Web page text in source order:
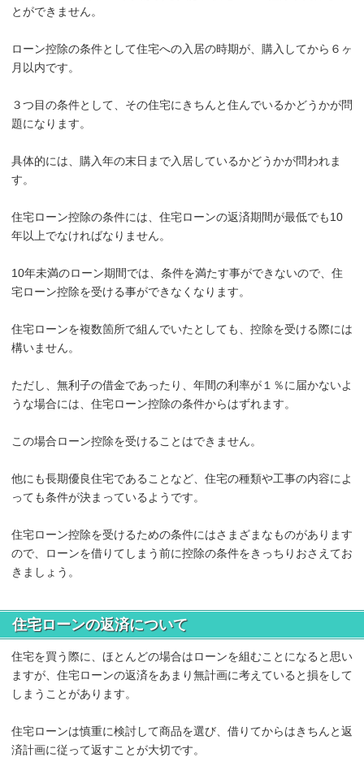
とができません。
ローン控除の条件として住宅への入居の時期が、購入してから６ヶ
月以内です。
３つ目の条件として、その住宅にきちんと住んでいるかどうかが問
題になります。
具体的には、購入年の末日まで入居しているかどうかが問われま
す。
住宅ローン控除の条件には、住宅ローンの返済期間が最低でも10
年以上でなければなりません。
10年未満のローン期間では、条件を満たす事ができないので、住
宅ローン控除を受ける事ができなくなります。
住宅ローンを複数箇所で組んでいたとしても、控除を受ける際には
構いません。
ただし、無利子の借金であったり、年間の利率が１％に届かないよ
うな場合には、住宅ローン控除の条件からはずれます。
この場合ローン控除を受けることはできません。
他にも長期優良住宅であることなど、住宅の種類や工事の内容によ
っても条件が決まっているようです。
住宅ローン控除を受けるための条件にはさまざまなものがあります
ので、ローンを借りてしまう前に控除の条件をきっちりおさえてお
きましょう。
住宅ローンの返済について
住宅を買う際に、ほとんどの場合はローンを組むことになると思い
ますが、住宅ローンの返済をあまり無計画に考えていると損をして
しまうことがあります。
住宅ローンは慎重に検討して商品を選び、借りてからはきちんと返
済計画に従って返すことが大切です。